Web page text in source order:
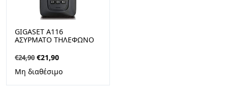
GIGASET A116
ΑΣΎΡΜΑΤΟ ΤΗΛΈΦΩΝΟ
ΜΑΎΡΟ
€24,90 Original
price
€21,90Η
Μη διαθέσιμο